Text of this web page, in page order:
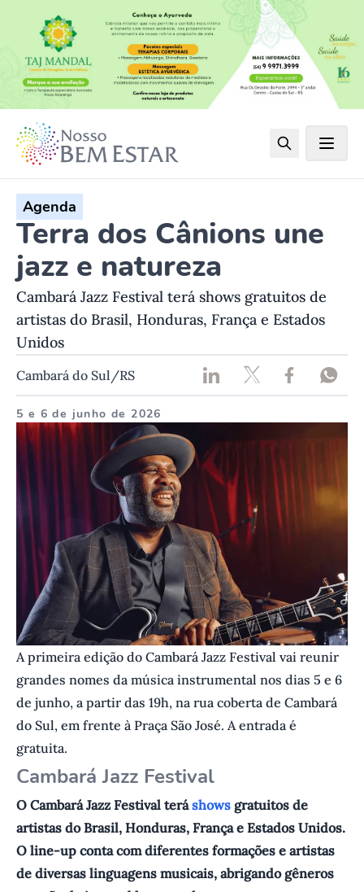
Agenda
Terra dos Cânions une
jazz e natureza
Cambará Jazz Festival terá shows gratuitos de
artistas do Brasil, Honduras, França e Estados
Unidos
Cambará do Sul/RS
5 e 6 de junho de 2026
A primeira edição do Cambará Jazz Festival vai reunir
grandes nomes da música instrumental nos dias 5 e 6
de junho, a partir das 19h, na rua coberta de Cambará
do Sul, em frente à Praça São José. A entrada é
gratuita.
Cambará Jazz Festival
O Cambará Jazz Festival teráshows gratuitos de
artistas do Brasil, Honduras, França e Estados Unidos.
O line-up conta com diferentes formações e artistas
de diversas linguagens musicais, abrigando gêneros